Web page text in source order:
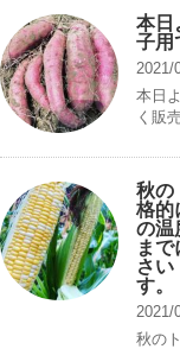
本日
子用
2021/
本日
く販
秋の
格的
の温
ま
さい
す。
2021/
秋の